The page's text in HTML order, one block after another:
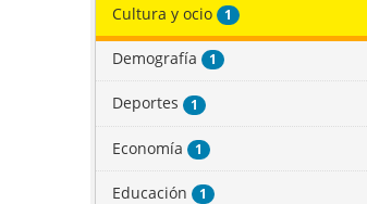
Cultura y ocio 1
Demografía 1
Deportes 1
Economía 1
Educación 1